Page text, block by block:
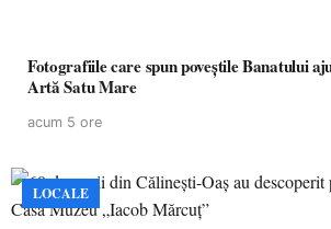
Fotografiile care spun poveștile Banatului
Artă Satu Mare
acum 5 ore
LOCALE